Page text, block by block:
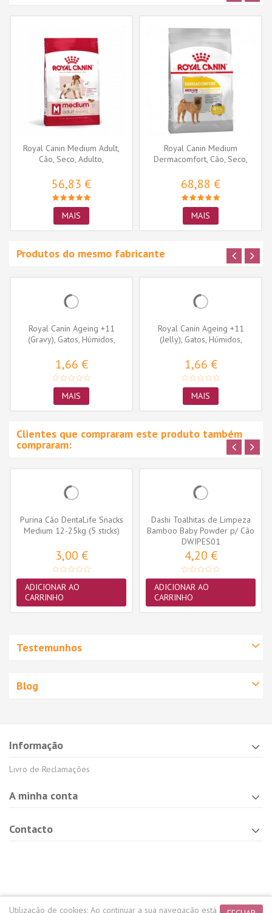
Royal Canin Medium Adult,
Cão, Seco, Adulto,
56,83 €
MAIS
Royal Canin Medium
Dermacomfort, Cão, Seco,
68,88 €
MAIS
Produtos do mesmo fabricante
Royal Canin Ageing +11
(Gravy), Gatos, Húmidos,
1,66 €
MAIS
Royal Canin Ageing +11
(Jelly), Gatos, Húmidos,
1,66 €
MAIS
Clientes que compraram este produto também
compraram:
Purina Cão DentaLife Snacks
Medium 12-25kg (5 sticks)
3,00 €
ADICIONAR AO
CARRINHO
Dashi Toalhitas de Limpeza
Bamboo Baby Powder p/ Cão
e...
DWIPES01
4,20 €
ADICIONAR AO
CARRINHO
Testemunhos
Blog
Informação
Livro de Reclamações
A minha conta
Contacto
Utilização de cookies: Ao continuar a sua navegação está